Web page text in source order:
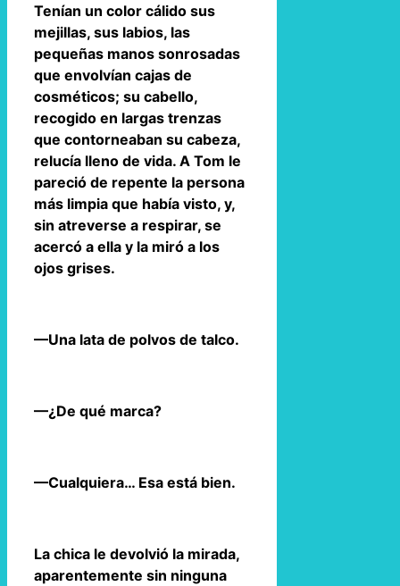
Tenían un color cálido sus
mejillas, sus labios, las
pequeñas manos sonrosadas
que envolvían cajas de
cosméticos; su cabello,
recogido en largas trenzas
que contorneaban su cabeza,
relucía lleno de vida. A Tom le
pareció de repente la persona
más limpia que había visto, y,
sin atreverse a respirar, se
acercó a ella y la miró a los
ojos grises.
—Una lata de polvos de talco.
—¿De qué marca?
—Cualquiera… Esa está bien.
La chica le devolvió la mirada,
aparentemente sin ninguna